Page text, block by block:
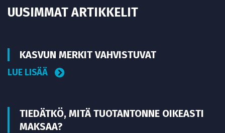
UUSIMMAT ARTIKKELIT
KASVUN MERKIT VAHVISTUVAT
LUE LISÄÄ
TIEDÄTKÖ, MITÄ TUOTANTONNE OIKEASTI
MAKSAA?